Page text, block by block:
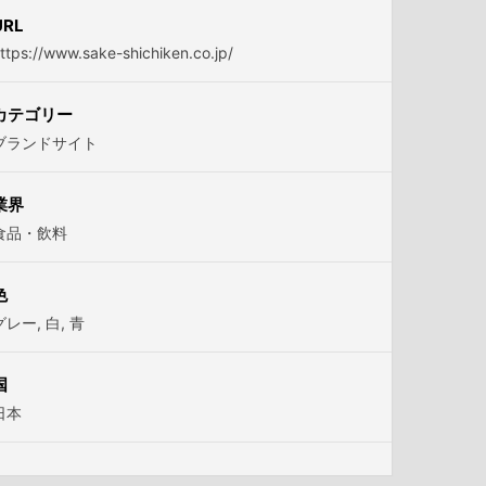
www.sake-shichiken.co.jp/
テゴリー
ランドサイト
界
品・飲料
レー, 白, 青
本